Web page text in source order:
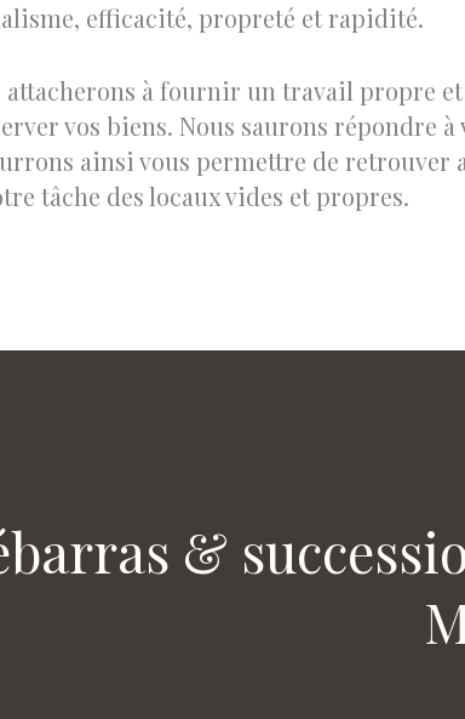
efficacité, propreté et rapidité.
attacherons à fournir un travail propre et
vos biens. Nous saurons répondre à
ainsi vous permettre de retrouver
tâche des locaux vides et propres.
&